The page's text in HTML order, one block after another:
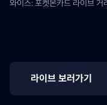
와이스: 포켓몬카드 라이브
라이브 보러가기